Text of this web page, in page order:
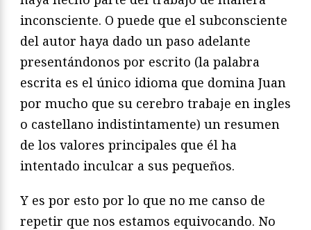
inconsciente. O puede que el subconsciente
del autor haya dado un paso adelante
presentándonos por escrito (la palabra
escrita es el único idioma que domina Juan
por mucho que su cerebro trabaje en ingles
o castellano indistintamente) un resumen
de los valores principales que él ha
intentado inculcar a sus pequeños.
Y es por esto por lo que no me canso de
repetir que nos estamos equivocando. No